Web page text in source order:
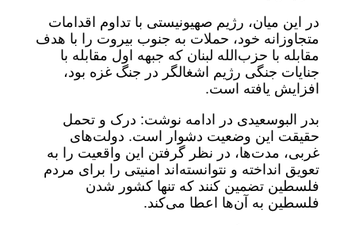
در این میان، رژیم صهیونیستی با تداوم اقدامات
متجاوزانه خود، حملات به جنوب بیروت را با هدف
مقابله با حزب‌الله لبنان که جبهه اول مقابله با
جنایات جنگی رژیم اشغالگر در جنگ غزه بود،
افزایش یافته است.
بدر البوسعیدی در ادامه نوشت: درک و تحمل
حقیقت این وضعیت دشوار است. دولت‌های
غربی، مدت‌ها، در نظر گرفتن این واقعیت را به
تعویق انداخته و نتوانسته‌اند امنیتی را برای مردم
فلسطین تضمین کنند که تنها کشور شدن
فلسطین به آن‌ها اعطا می‌کند.